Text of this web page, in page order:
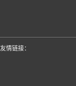
友情链接：